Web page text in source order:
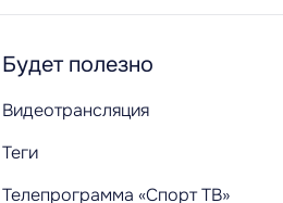
Будет полезно
Видеотрансляция
Теги
Телепрограмма «Спорт ТВ»